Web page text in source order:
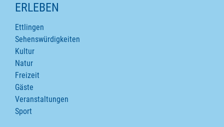
ERLEBEN
Ettlingen
Sehenswürdigkeiten
Kultur
Natur
Freizeit
Gäste
Veranstaltungen
Sport